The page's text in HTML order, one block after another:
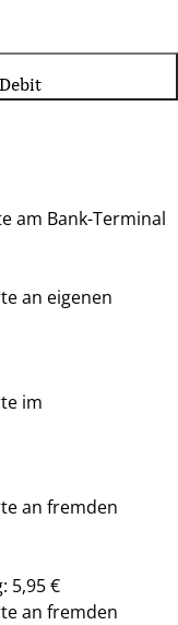
am Bank-Terminal
an eigenen
im
an fremden
5,95 €
an fremden